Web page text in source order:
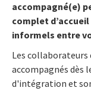
accompagné(e)
complet
informels entre
Les
accompagnés dès
d'intégration et